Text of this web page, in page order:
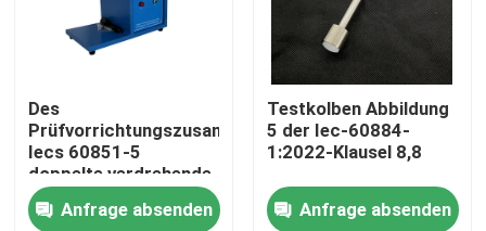
Des
Prüfvorrichtungszusammenbruchspannungsprüfers
Iecs 60851-5
doppelte verdrehende
zusätzliche
Ausrüstung
Anfrage absenden
Testkolben Abbildung
5 der Iec-60884-
1:2022-Klausel 8,8
Anfrage absenden